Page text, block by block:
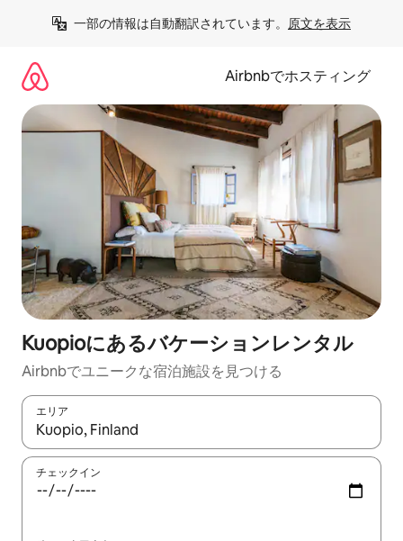
一部の情報は自動翻訳されています。 原文を表示
Airbnbでホスティング
Kuopioにあるバケーションレンタル
Airbnbでユニークな宿泊施設を見つける
エリア
検索結果が表示されたら、上下の矢印キーを使って移動するか
チェックイン